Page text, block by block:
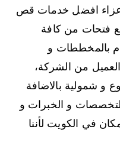
افضل خدمات قص
فتحات من كافة
بالمخططات و
العميل من الشركة،
و شمولية بالاضافة
و الخبرات و
في الكويت لأننا